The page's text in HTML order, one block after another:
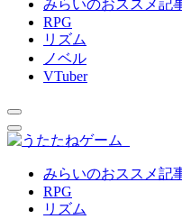
みらいのおススメ記
RPG
リズム
ノベル
VTuber
みらいのおススメ記
RPG
リズム